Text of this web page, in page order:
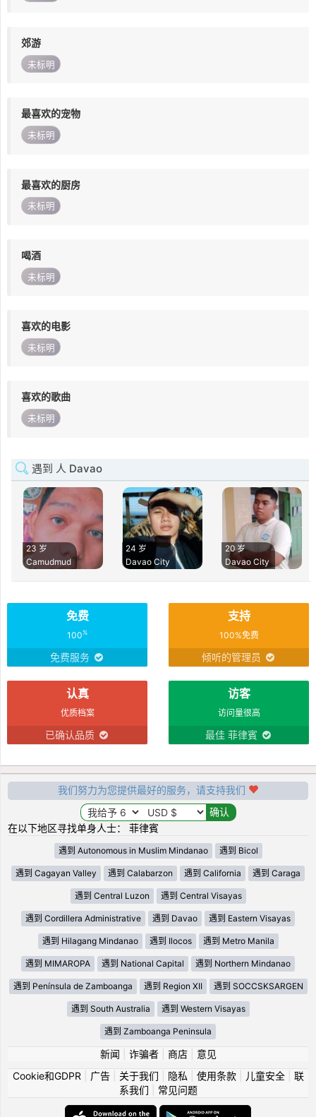
郊游
未标明
最喜欢的宠物
未标明
最喜欢的厨房
未标明
喝酒
未标明
喜欢的电影
未标明
喜欢的歌曲
未标明
遇到 人 Davao
23 岁
Camudmud
24 岁
Davao City
20 岁
Davao City
免费
100%
免费服务
支持
100%免费
倾听的管理员
认真
优质档案
已确认品质
访客
访问量很高
最佳 菲律賓
我们努力为您提供最好的服务，请支持我们
在以下地区寻找单身人士： 菲律賓
遇到 Autonomous in Muslim Mindanao 遇到 Bicol
遇到 Cagayan Valley 遇到 Calabarzon 遇到 California 遇到 Caraga
遇到 Central Luzon 遇到 Central Visayas
遇到 Cordillera Administrative 遇到 Davao 遇到 Eastern Visayas
遇到 Hilagang Mindanao 遇到 Ilocos 遇到 Metro Manila
遇到 MIMAROPA 遇到 National Capital 遇到 Northern Mindanao
遇到 Península de Zamboanga 遇到 Region XII 遇到 SOCCSKSARGEN
遇到 South Australia 遇到 Western Visayas
遇到 Zamboanga Peninsula
新闻 诈骗者| 商店| 意见
Cookie和GDPR
广告| 关于我们 隐私 使用条款| 儿童安全| 联
系我们
常见问题